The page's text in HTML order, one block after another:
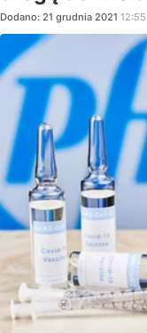
Dodano: 21 grudnia 2021 12:55